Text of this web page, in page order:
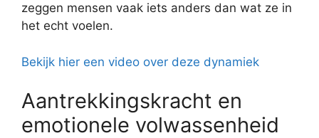
zeggen mensen vaak iets anders dan wat ze in
het echt voelen.
Bekijk hier een video over deze dynamiek
Aantrekkingskracht en
emotionele volwassenheid